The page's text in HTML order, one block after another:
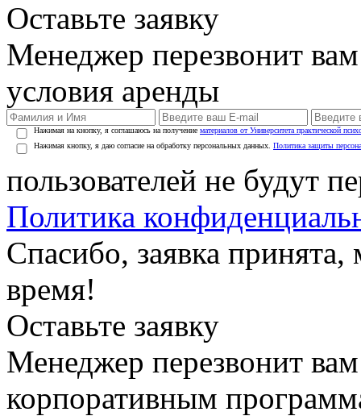
Оставьте заявку
Менеджер перезвонит
условия аренды
Нажимая на кнопку, я соглашаюсь на получение материалов от Университета практической
Нажимая кнопку, я даю согласие на обработку персональных данных. Политика защиты
пользователей не будут
Политика
Спасибо, заявка
время!
Оставьте заявку
Менеджер перезвонит
корпоративным